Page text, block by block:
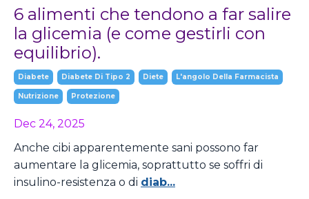
6 alimenti che tendono a far salire
la glicemia (e come gestirli con
equilibrio).
Diabete Diabete Di Tipo 2 Diete L'angolo Della Farmacista
Nutrizione Protezione
Dec 24, 2025
Anche cibi apparentemente sani possono far
aumentare la glicemia, soprattutto se soffri di
insulino-resistenza o di diab...